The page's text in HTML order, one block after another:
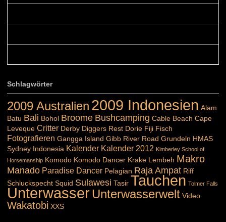
Schlagwörter
2009 Australien 2009 Indonesien Alam
Batu Bali Bohol Broome Bushcamping Cable Beach Cape
Leveque Critter Derby Diggers Rest Dorie Fiji Fisch
Fotografieren Gangga Island Gibb River Road Grundeln HMAS
Sydney Indonesia Kalender Kalender 2012 Kimberley School of
Horsemanship Komodo Komodo Dancer Krake Lembeh Makro
Manado Paradise Dancer Pelagian Raja Ampat Riff
Schluckspecht Squid Sulawesi Tasir Tauchen Tolmer Falls
UnterwasserUnterwasserwelt Video
Wakatobi XXS